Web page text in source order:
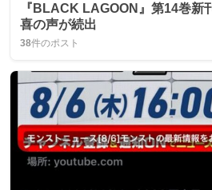
『BLACK LAGOON』第14巻新
喜の声が続出
38件のポスト